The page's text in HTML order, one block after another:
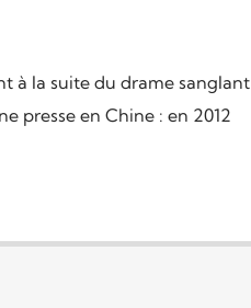
à la suite du drame sanglant
presse en Chine : en 2012